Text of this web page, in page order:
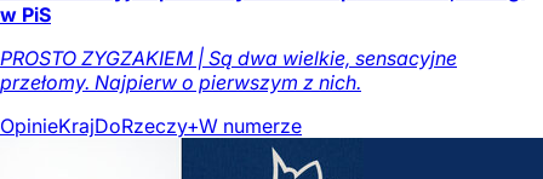
w PiS
PROSTO ZYGZAKIEM | Są dwa wielkie, sensacyjne
przełomy. Najpierw o pierwszym z nich.
OpinieKrajDoRzeczy+W numerze